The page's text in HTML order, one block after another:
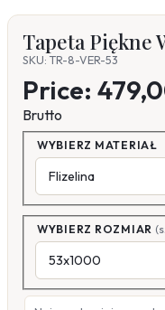
Tapeta Piękne
SKU: TR-8-VER-53
Price:
Brutto
WYBIERZ MATERIAŁ
WYBIERZ ROZMIAR